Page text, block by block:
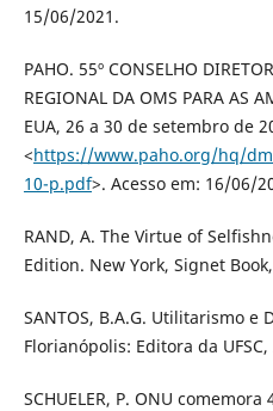
15/06/2021.
PAHO. 55º CONSELHO
REGIONAL DA OMS PARA AS
EUA, 26 a 30 de setembro de
<https://www.paho.org/hq/
10-p.pdf>. Acesso em: 16/06/
RAND, A. The Virtue of
Edition. New York, Signet
SANTOS, B.A.G. Utilitarismo e
Florianópolis: Editora da UFSC,
SCHUELER, P. ONU